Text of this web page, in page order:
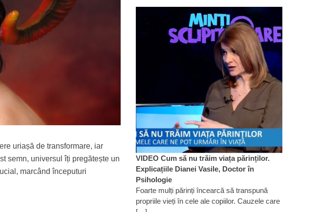
uriașă de transformare, iar
semn, universul îți pregătește un
marcând începuturi
VIDEO Cum să nu trăim viața părinților.
Explicațiile Dianei Vasile, Doctor în
Psihologie
Foarte mulți părinți încearcă să transpună
propriile vieți în cele ale copiilor. Cauzele care